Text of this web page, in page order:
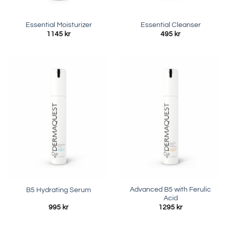
Essential Moisturizer
1145 kr
Essential Cleanser
495 kr
B5 Hydrating Serum
995 kr
Advanced B5 with Ferulic
Acid
1295 kr